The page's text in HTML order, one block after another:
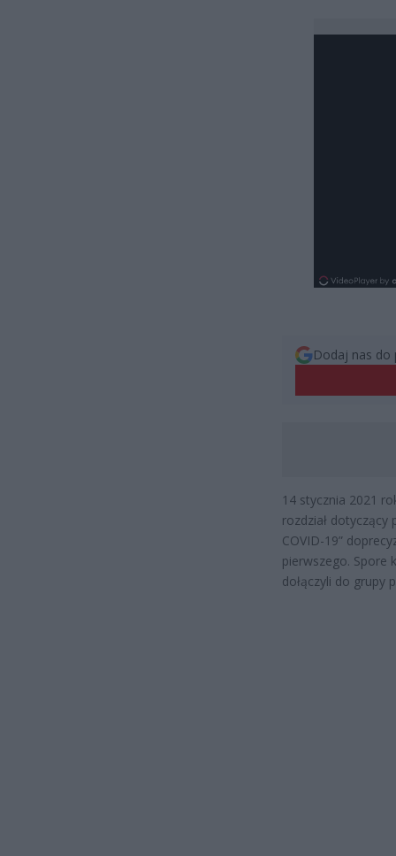
Dodaj nas do
14 stycznia 2021
rozdział dotyczący
COVID-19”
pierwszego. Spore
dołączyli do grupy